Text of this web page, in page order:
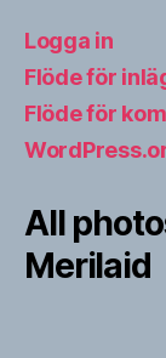
Logga in
Flöde för
Flöde för
All
Merilaid